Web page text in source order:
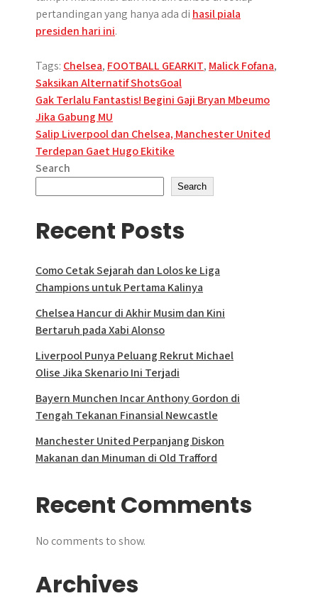
pertandingan yang hanya ada di hasil piala
presiden hari ini.
Tags: Chelsea, FOOTBALL GEARKIT, Malick Fofana,
Saksikan Alternatif ShotsGoal
Post
navigation
Gak Terlalu Fantastis! Begini Gaji Bryan Mbeumo
Jika Gabung MU
Salip Liverpool dan Chelsea, Manchester United
Terdepan Gaet Hugo Ekitike
Search
Search
Recent Posts
Como Cetak Sejarah dan Lolos ke Liga
Champions untuk Pertama Kalinya
Chelsea Hancur di Akhir Musim dan Kini
Bertaruh pada Xabi Alonso
Liverpool Punya Peluang Rekrut Michael
Olise Jika Skenario Ini Terjadi
Bayern Munchen Incar Anthony Gordon di
Tengah Tekanan Finansial Newcastle
Manchester United Perpanjang Diskon
Makanan dan Minuman di Old Trafford
Recent Comments
No comments to show.
Archives